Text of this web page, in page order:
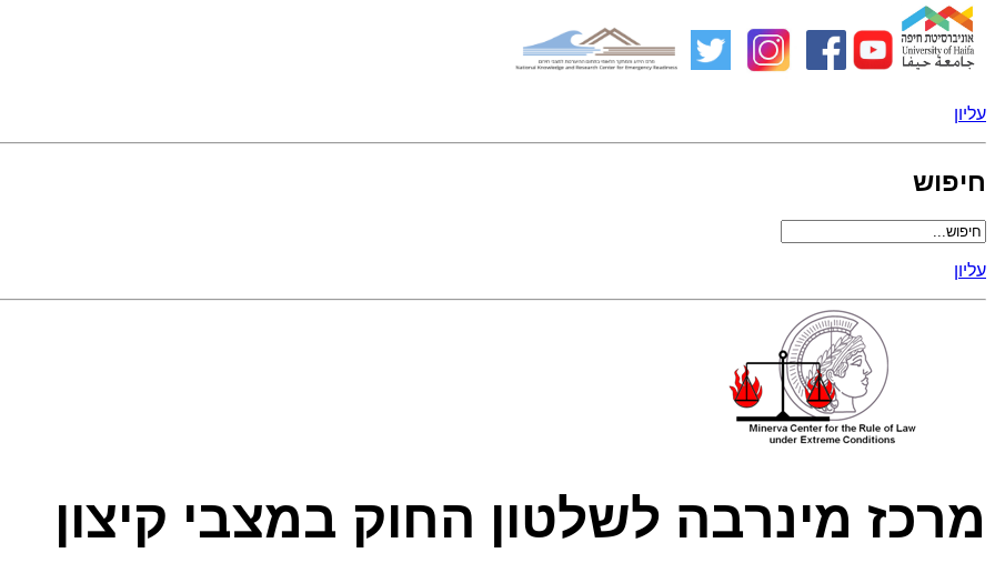
עליון
חיפוש
עליון
מרכז מינרבה לשלטון החוק במצבי קיצון